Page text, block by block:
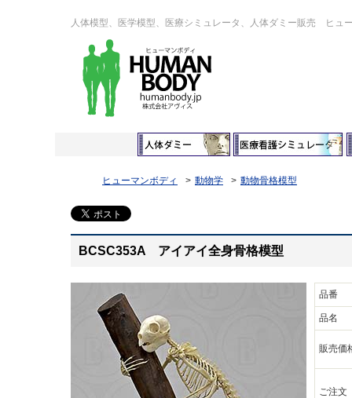
人体模型、医学模型、医療シミュレータ、人体ダミー販売 ヒュ
ヒューマンボディ 動物学 動物骨格模型
BCSC353A アイアイ全身骨格模型
品番
品名
販売価
ご注文